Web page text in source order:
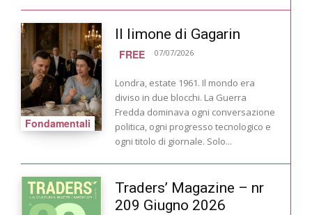
Fondamentali
Il limone di Gagarin
FREE 07/07/2026
Londra, estate 1961. Il mondo era
diviso in due blocchi. La Guerra
Fredda dominava ogni conversazione
politica, ogni progresso tecnologico e
ogni titolo di giornale. Solo...
Traders’ Magazine – nr
209 Giugno 2026